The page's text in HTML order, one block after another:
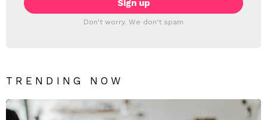
Don't worry. We don't spam
TRENDING NOW